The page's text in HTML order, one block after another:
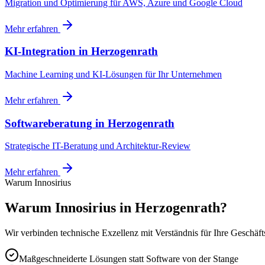
Migration und Optimierung für AWS, Azure und Google Cloud
Mehr erfahren
KI-Integration in Herzogenrath
Machine Learning und KI-Lösungen für Ihr Unternehmen
Mehr erfahren
Softwareberatung in Herzogenrath
Strategische IT-Beratung und Architektur-Review
Mehr erfahren
Warum Innosirius
Warum Innosirius in Herzogenrath?
Wir verbinden technische Exzellenz mit Verständnis für Ihre
Maßgeschneiderte Lösungen statt Software von der Stange